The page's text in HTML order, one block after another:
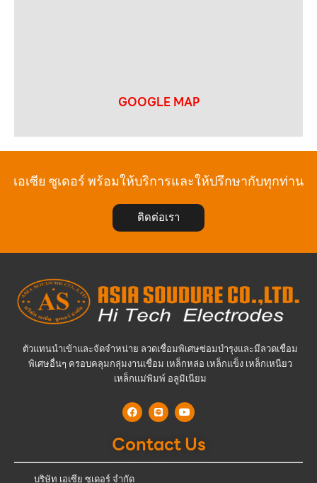
GOOGLE MAP
เอเซีย ซูเดอร์ พร้อมให้บริการและให้ปรึกษากับทุกท่าน
ติดต่อเรา
ตัวแทนนำเข้าและจัดจำหน่าย ลวดเชื่อมพิเศษซ่อมบำรุงและมีลวดเชื่อม
พิเศษอื่นๆ ครอบคลุมกลุ่มงานเชื่อม เหล็กหล่อ เหล็กแข็ง เหล็กเหนียว
เหล็กแม่พิมพ์ อลูมิเนียม
Contact Us
บริษัท เอเซีย ซูเดอร์ จำกัด